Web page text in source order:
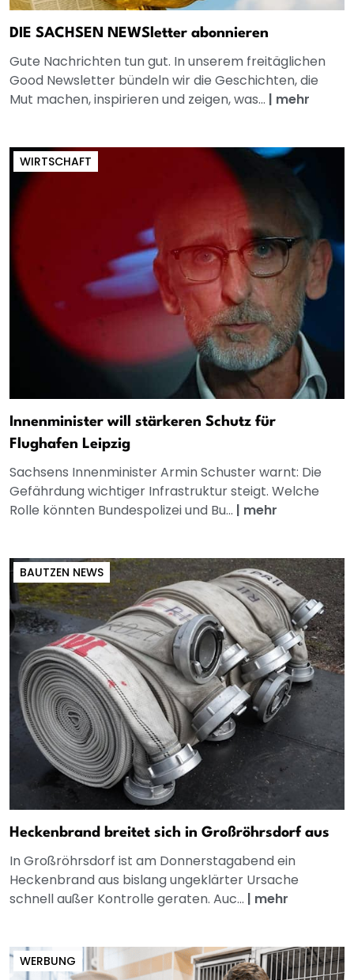
DIE SACHSEN NEWSletter abonnieren
Gute Nachrichten tun gut. In unserem freitäglichen
Good Newsletter bündeln wir die Geschichten, die
Mut machen, inspirieren und zeigen, was... | mehr
WIRTSCHAFT
Innenminister will stärkeren Schutz für
Flughafen Leipzig
Sachsens Innenminister Armin Schuster warnt: Die
Gefährdung wichtiger Infrastruktur steigt. Welche
Rolle könnten Bundespolizei und Bu... | mehr
BAUTZEN NEWS
Heckenbrand breitet sich in Großröhrsdorf aus
In Großröhrsdorf ist am Donnerstagabend ein
Heckenbrand aus bislang ungeklärter Ursache
schnell außer Kontrolle geraten. Auc... | mehr
WERBUNG